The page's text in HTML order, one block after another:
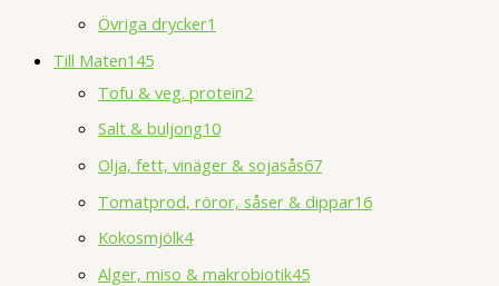
Övriga drycker1
Till Maten145
Tofu & veg. protein2
Salt & buljong10
Olja, fett, vinäger & sojasås67
Tomatprod, röror, såser & dippar16
Kokosmjölk4
Alger, miso & makrobiotik45